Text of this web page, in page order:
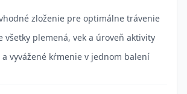
zloženie pre optimálne trávenie
všetky plemená, vek a úroveň aktivity
vyvážené kŕmenie v jednom balení